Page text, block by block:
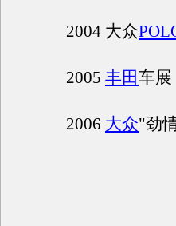
2004 大众
2005 丰田车展
2006 大众"劲